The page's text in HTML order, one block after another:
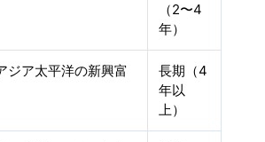
（2〜4
年）
ジア太平洋の新興富
長期（4
年以
上）